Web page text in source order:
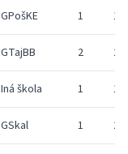
GPošKE 1 16
GTajBB 2 20
Iná škola 1 19
GSkal 1 20